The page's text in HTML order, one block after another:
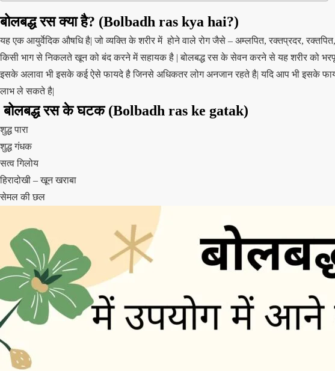
बोलबद्ध रस क्या है? (Bolbadh ras kya hai?)
यह एक आयुर्वेदिक औषधि है| जो व्यक्ति के शरीर में होने वाले रोग जैसे – अम्लपित, रक्तप्रदर,
किसी भाग से निकलते खून को बंद करने में सहायक है | बोलबद्ध रस के सेवन करने से यह शरीर को
इसके अलावा भी इसके कई ऐसे फायदे है जिनसे अधिकतर लोग अनजान रहते है| यदि आप भी इसके
लाभ ले सकते है|
बोलबद्ध रस के घटक(Bolbadh ras ke gatak)
शुद्ध पारा
शुद्ध गंधक
सत्व गिलोय
हिरादोखी – खून खराबा
सेमल की छल